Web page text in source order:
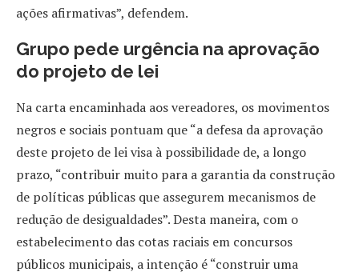
ações afirmativas”, defendem.
Grupo pede urgência na aprovação
do projeto de lei
Na carta encaminhada aos vereadores, os movimentos
negros e sociais pontuam que “a defesa da aprovação
deste projeto de lei visa à possibilidade de, a longo
prazo, “contribuir muito para a garantia da construção
de políticas públicas que assegurem mecanismos de
redução de desigualdades”. Desta maneira, com o
estabelecimento das cotas raciais em concursos
públicos municipais, a intenção é “construir uma